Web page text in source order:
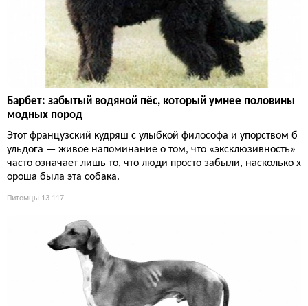
Барбет: забытый водяной пёс, который умнее половины
модных пород
Этот французский кудряш с улыбкой философа и упорством б
ульдога — живое напоминание о том, что «эксклюзивность»
часто означает лишь то, что люди просто забыли, насколько х
ороша была эта собака.
Питомцы 13 117